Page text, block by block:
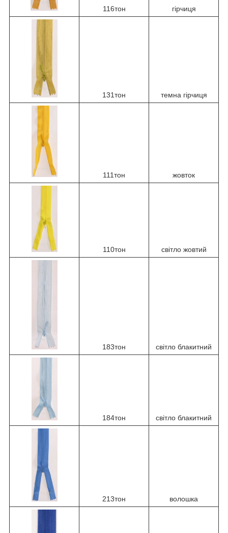
116тон гірчиця
131тон темна гірчиця
111тон жовток
110тон світло жовтий
183тон світло блакитний
184тон світло блакитний
213тон волошка